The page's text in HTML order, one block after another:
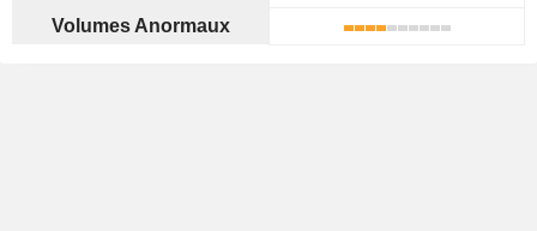
Volumes Anormaux